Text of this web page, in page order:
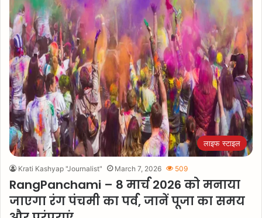
लाइफ स्टाइल
Krati Kashyap "Journalist" March 7, 2026 509
RangPanchami – 8 मार्च 2026 को मनाया
जाएगा रंग पंचमी का पर्व, जानें पूजा का समय